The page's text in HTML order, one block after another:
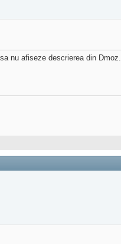
nu afiseze descrierea din Dmoz.